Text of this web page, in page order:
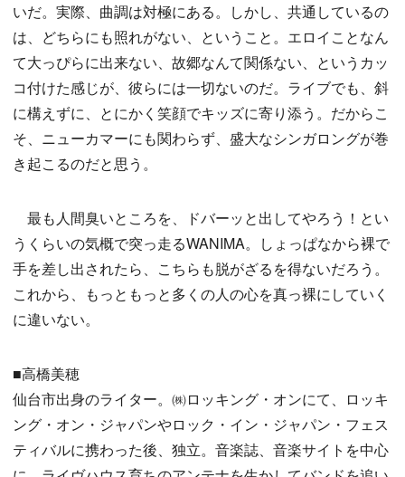
いだ。実際、曲調は対極にある。しかし、共通しているの
は、どちらにも照れがない、ということ。エロイことなん
て大っぴらに出来ない、故郷なんて関係ない、というカッ
コ付けた感じが、彼らには一切ないのだ。ライブでも、斜
に構えずに、とにかく笑顔でキッズに寄り添う。だからこ
そ、ニューカマーにも関わらず、盛大なシンガロングが巻
き起こるのだと思う。
最も人間臭いところを、ドバーッと出してやろう！とい
うくらいの気概で突っ走るWANIMA。しょっぱなから裸で
手を差し出されたら、こちらも脱がざるを得ないだろう。
これから、もっともっと多くの人の心を真っ裸にしていく
に違いない。
■高橋美穂
仙台市出身のライター。㈱ロッキング・オンにて、ロッキ
ング・オン・ジャパンやロック・イン・ジャパン・フェス
ティバルに携わった後、独立。音楽誌、音楽サイトを中心